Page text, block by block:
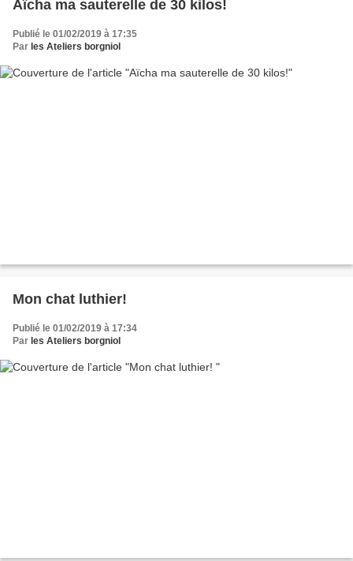
Aïcha ma sauterelle de 30 kilos!
Publié le 01/02/2019 à 17:35
Par les Ateliers borgniol
Mon chat luthier!
Publié le 01/02/2019 à 17:34
Par les Ateliers borgniol